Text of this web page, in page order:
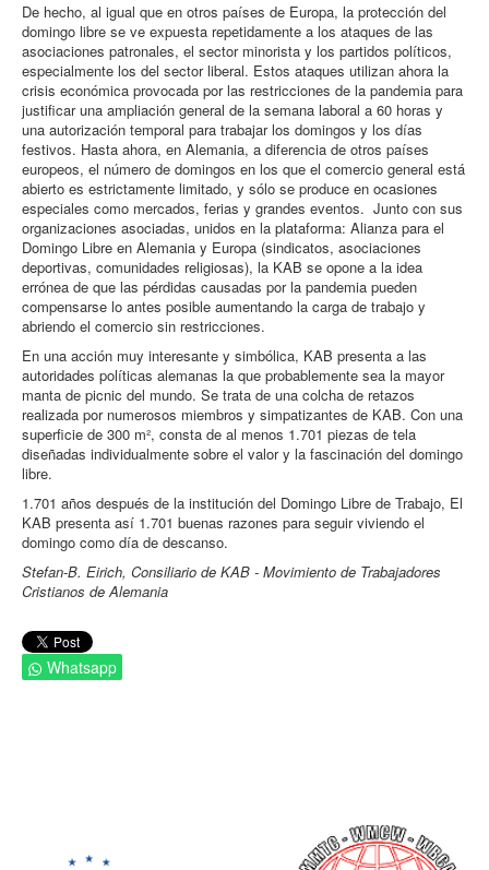
De hecho, al igual que en otros países de Europa, la protección del
domingo libre se ve expuesta repetidamente a los ataques de las
asociaciones patronales, el sector minorista y los partidos políticos,
especialmente los del sector liberal. Estos ataques utilizan ahora la
crisis económica provocada por las restricciones de la pandemia para
justificar una ampliación general de la semana laboral a 60 horas y
una autorización temporal para trabajar los domingos y los días
festivos. Hasta ahora, en Alemania, a diferencia de otros países
europeos, el número de domingos en los que el comercio general está
abierto es estrictamente limitado, y sólo se produce en ocasiones
especiales como mercados, ferias y grandes eventos. Junto con sus
organizaciones asociadas, unidos en la plataforma: Alianza para el
Domingo Libre en Alemania y Europa (sindicatos, asociaciones
deportivas, comunidades religiosas), la KAB se opone a la idea
errónea de que las pérdidas causadas por la pandemia pueden
compensarse lo antes posible aumentando la carga de trabajo y
abriendo el comercio sin restricciones.
En una acción muy interesante y simbólica, KAB presenta a las
autoridades políticas alemanas la que probablemente sea la mayor
manta de picnic del mundo. Se trata de una colcha de retazos
realizada por numerosos miembros y simpatizantes de KAB. Con una
superficie de 300 m², consta de al menos 1.701 piezas de tela
diseñadas individualmente sobre el valor y la fascinación del domingo
libre.
1.701 años después de la institución del Domingo Libre de Trabajo, El
KAB presenta así 1.701 buenas razones para seguir viviendo el
domingo como día de descanso.
Stefan-B. Eirich, Consiliario de KAB - Movimiento de Trabajadores
Cristianos de Alemania
Whatsapp